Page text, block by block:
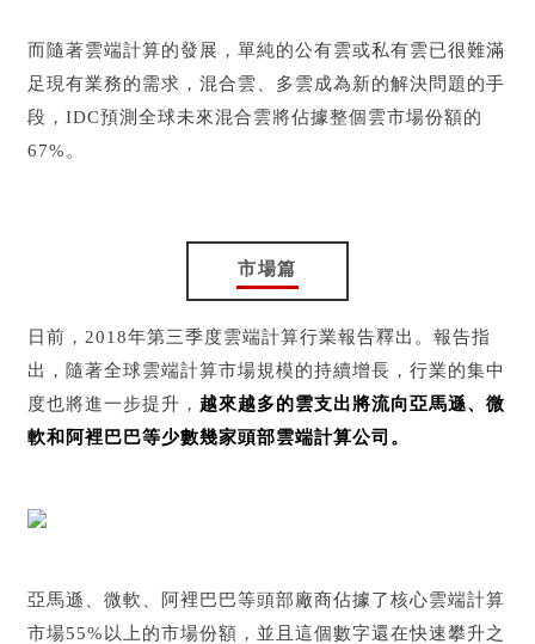
而隨著雲端計算的發展，單純的公有雲或私有雲已很難滿
足現有業務的需求，混合雲、多雲成為新的解決問題的手
段，IDC預測全球未來混合雲將佔據整個雲市場份額的
67%。
市場篇
日前，2018年第三季度雲端計算行業報告釋出。報告指
出，隨著全球雲端計算市場規模的持續增長，行業的集中
度也將進一步提升， 越來越多的雲支出將流向亞馬遜、微
軟和阿裡巴巴等少數幾家頭部雲端計算公司。
亞馬遜、微軟、阿裡巴巴等頭部廠商佔據了核心雲端計算
市場55%以上的市場份額，並且這個數字還在快速攀升之